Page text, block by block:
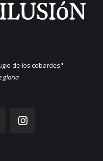
de los cobardes"
gloria